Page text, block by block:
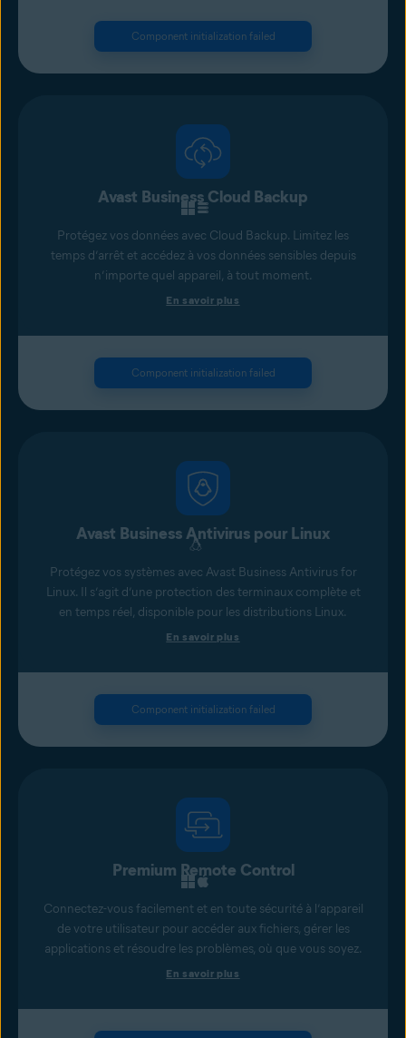
Component initialization failed
Avast Business Cloud Backup
Protégez vos données avec Cloud Backup. Limitez les
temps d’arrêt et accédez à vos données sensibles depuis
n’importe quel appareil, à tout moment.
En savoir plus
Component initialization failed
Avast Business Antivirus pour Linux
Protégez vos systèmes avec Avast Business Antivirus for
Linux. Il s’agit d’une protection des terminaux complète et
en temps réel, disponible pour les distributions Linux.
En savoir plus
Component initialization failed
Premium Remote Control
Connectez-vous facilement et en toute sécurité à l’appareil
de votre utilisateur pour accéder aux fichiers, gérer les
applications et résoudre les problèmes, où que vous soyez.
En savoir plus